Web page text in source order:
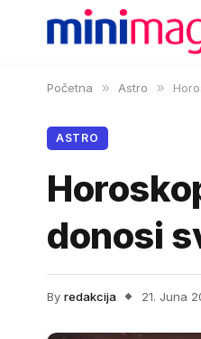
Početna » Astro »
ASTRO
donosi
By redakcija 21. Juna